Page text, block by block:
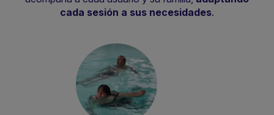
cada sesión a sus necesidades.